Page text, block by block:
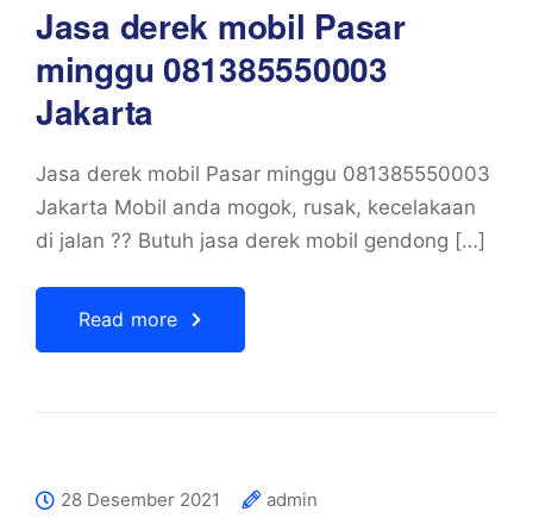
Jasa derek mobil Pasar
minggu 081385550003
Jakarta
Jasa derek mobil Pasar minggu 081385550003
Jakarta Mobil anda mogok, rusak, kecelakaan
di jalan ?? Butuh jasa derek mobil gendong […]
Read more
28 Desember 2021
admin